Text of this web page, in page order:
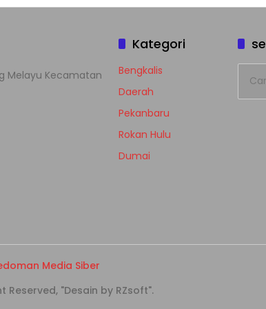
Melayu Kecamatan
Kategori
Bengkalis
Daerah
Pekanbaru
Rokan Hulu
Dumai
untuk:
Media Siber
"Desain by RZsoft".